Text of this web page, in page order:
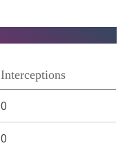
Interceptions
0
0